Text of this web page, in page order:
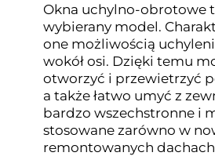
Okna uchylno-obrotowe
wybierany model.
one możliwością
wokół osi. Dzięki temu
otworzyć i przewietrzyć
a także łatwo umyć z
bardzo wszechstronne i
stosowane zarówno w
remontowanych